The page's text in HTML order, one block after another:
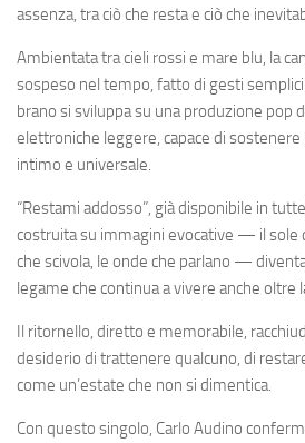
assenza, tra ciò che resta e ciò che
Ambientata tra cieli rossi e mare blu, la
sospeso nel tempo, fatto di gesti
brano si sviluppa su una produzione pop
elettroniche leggere, capace di
intimo e universale.
“Restami addosso”, già disponibile in
costruita su immagini evocative — il sole
che scivola, le onde che parlano —
legame che continua a vivere anche oltre
Il ritornello, diretto e memorabile,
desiderio di trattenere qualcuno, di
come un’estate che non si dimentica.
Con questo singolo, Carlo Audino